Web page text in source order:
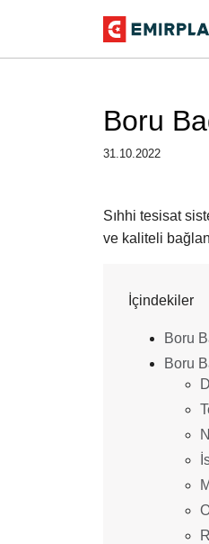
Boru
31.10.2022
Sıhhi tesisat
ve kaliteli
İçindekiler
Boru
Boru